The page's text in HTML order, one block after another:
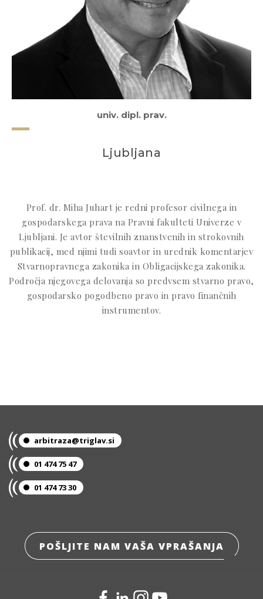
univ. dipl. prav.
Ljubljana
Prof. dr. Miha Juhart je redni profesor civilnega in
gospodarskega prava na Pravni fakulteti Univerze v
Ljubljani. Je avtor številnih znanstvenih in strokovnih
publikacij, med njimi tudi soavtor in urednik komentarjev
Stvarnopravnega zakonika in Obligacijskega zakonika.
Področja njegovega delovanja so predvsem stvarno pravo,
gospodarsko pogodbeno pravo in pravo finančnih
instrumentov.
arbitraza@triglav.si
01 474 75 47
01 474 73 30
POŠLJITE NAM VAŠA VPRAŠANJA